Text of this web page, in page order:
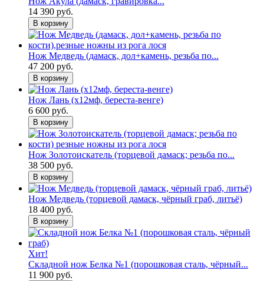
14 390 руб.
В корзину
Нож Медведь (дамаск, дол+камень, резьба по...
47 200 руб.
В корзину
Нож Лань (х12мф, береста-венге)
6 600 руб.
В корзину
Нож Золотоискатель (торцевой дамаск; резьба по...
38 500 руб.
В корзину
Нож Медведь (торцевой дамаск, чёрный граб, литьё)
18 400 руб.
В корзину
Хит!
Складной нож Белка №1 (порошковая сталь, чёрный...
11 900 руб.